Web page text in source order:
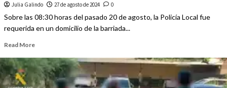
Julia Galindo 27 de agosto de 2024 0
Sobre las 08:30 horas del pasado 20 de agosto, la Policía Local fue
requerida en un domicilio de la barriada...
Read More